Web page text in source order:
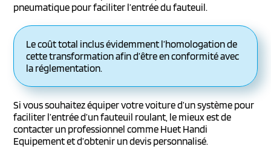
pneumatique pour faciliter l’entrée du fauteuil.
Le coût total inclus évidemment l’homologation de
cette transformation afin d’être en conformité avec
la réglementation.
Si vous souhaitez équiper votre voiture d’un système pour
faciliter l’entrée d’un fauteuil roulant, le mieux est de
contacter un professionnel comme Huet Handi
Equipement et d’obtenir un devis personnalisé.